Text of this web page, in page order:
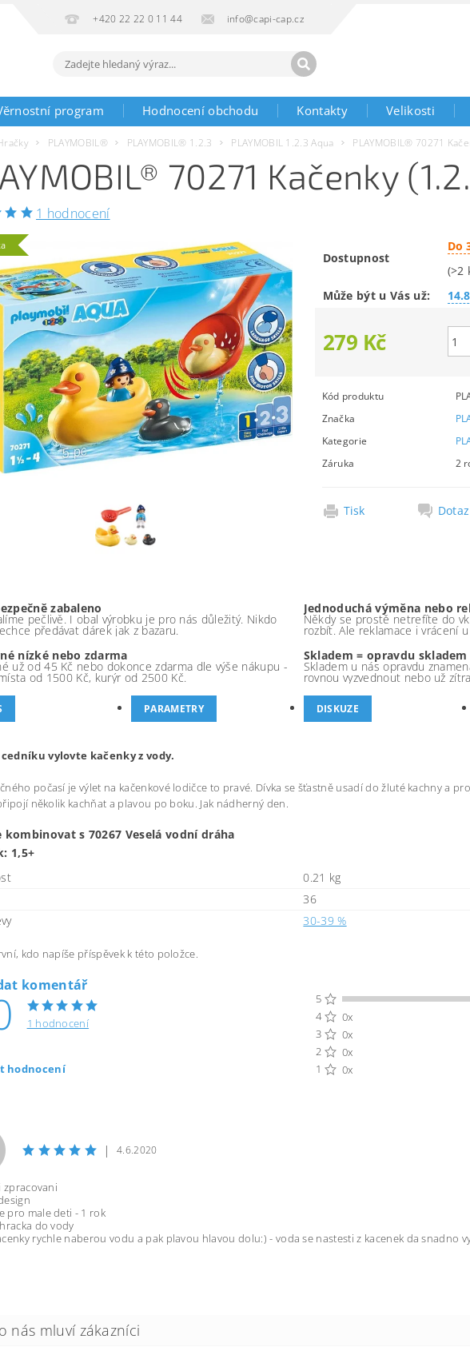
+420 22 22 0 11 44 info@capi-cap.cz
program Hodnocení obchodu Kontakty Velikosti
PLAYMOBIL® PLAYMOBIL® 1.2.3 PLAYMOBIL 1.2.3 Aqua PLAYMOBIL® 70271
70271 Kačenky
1 hodnocení
Dostupnost
Do
(>2
Může být u Vás už:
279 Kč
Kód produktu
Značka
Kategorie
Záruka
2
Tisk Dotaz
zabaleno
pečlivě. I obal výrobku je pro nás důležitý. Nikdo
předávat dárek jak z bazaru.
Jednoduchá výměna nebo
Někdy se prostě netrefíte do
rozbít. Ale reklamace i vrácení
nízké nebo zdarma
už od 45 Kč nebo dokonce zdarma dle výše nákupu -
od 1500 Kč, kurýr od 2500 Kč.
Skladem = opravdu skladem
Skladem u nás opravdu
rovnou vyzvednout nebo už
PARAMETRY DISKUZE
vylovte kačenky z vody.
počasí je výlet na kačenkové lodičce to pravé. Dívka se šťastně usadí do žluté kachny a
několik kachňat a plavou po boku. Jak nádherný den.
kombinovat s 70267 Veselá vodní dráha
1,5+
0.21 kg
36
30-39 %
kdo napíše příspěvek k této položce.
komentář
1 hodnocení
hodnocení
5
4
0x
3
0x
2
0x
1
0x
| 4.6.2020
zpracovani
pro male deti - 1 rok
do vody
rychle naberou vodu a pak plavou hlavou dolu:) - voda se nastesti z kacenek da snadno